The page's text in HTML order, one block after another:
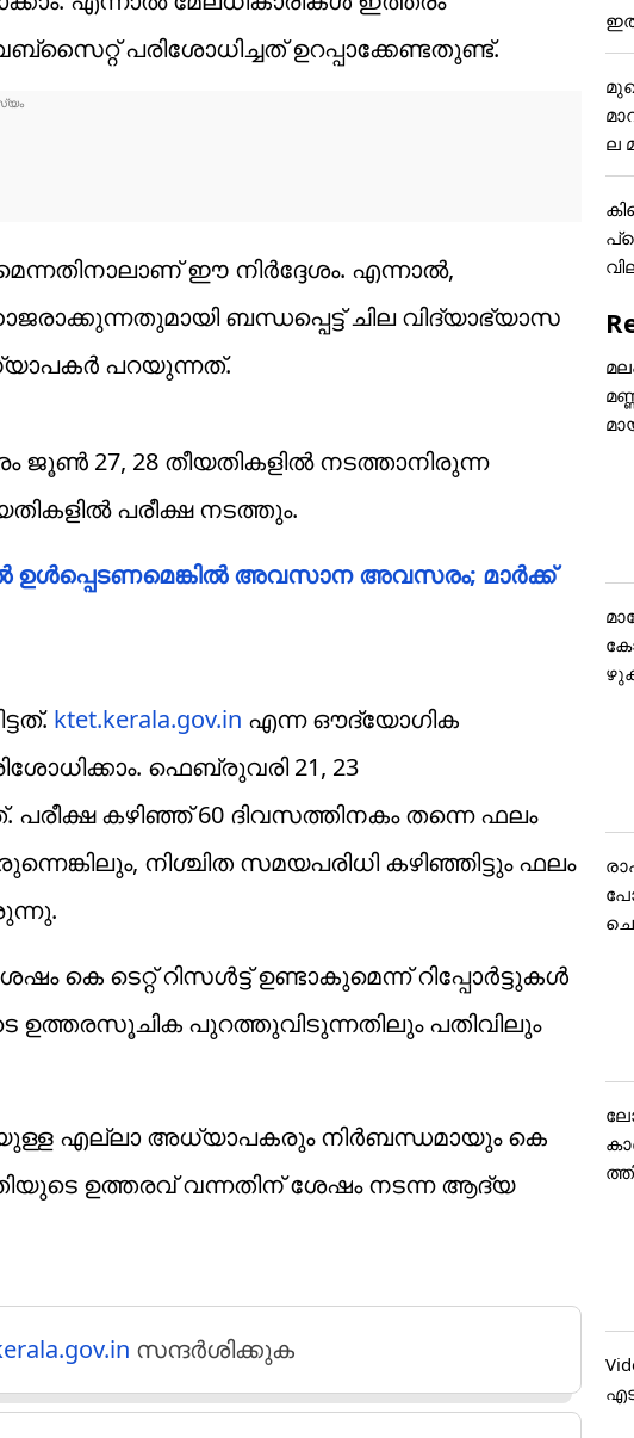
പരിശോധിച്ചത് ഉറപ്പാക്കേണ്ടതുണ്ട്.
ഈ നിര്‍ദ്ദേശം. എന്നാല്‍,
ബന്ധപ്പെട്ട് ചില വിദ്യാഭ്യാസ
പറയുന്നത്.
27, 28 തീയതികളില്‍ നടത്താനിരുന്ന
പരീക്ഷ നടത്തും.
ഉള്‍പ്പെടണമെങ്കില്‍ അവസാന അവസരം; മാര്‍ക്ക്
ktet.kerala.gov.in എന്ന ഔദ്യോഗിക
ഫെബ്രുവരി 21, 23
പരീക്ഷ കഴിഞ്ഞ് 60 ദിവസത്തിനകം തന്നെ ഫലം
നിശ്ചിത സമയപരിധി കഴിഞ്ഞിട്ടും ഫലം
ടെറ്റ് റിസൾട്ട് ഉണ്ടാകുമെന്ന് റിപ്പോർട്ടുകൾ
ഉത്തരസൂചിക പുറത്തുവിടുന്നതിലും പതിവിലും
എല്ലാ അധ്യാപകരും നിർബന്ധമായും കെ
ഉത്തരവ് വന്നതിന് ശേഷം നടന്ന ആദ്യ
സന്ദർശിക്കുക
ല